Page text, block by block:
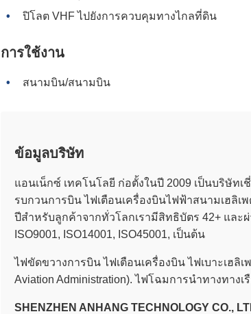
ปิโลต VHF ไปยังการควบคุมทางไกลที่ดิน
การใช้งาน
สนามบิน/สนามบิน
ข้อมูลบริษัท
แอนเน็กซ์ เทคโนโลยี ก่อตั้งในปี 2009 เป็นบริษัท
รบกวนการบิน ไฟเตือนเครื่องบินไฟฟ้าสนามเฮลิเ
ปีสําหรับลูกค้าจากทั่วโลกเรามีสิทธิบัตร 42+ และ
ISO9001, ISO14001, ISO45001, เป็นต้น
ไฟขัดขวางการบิน ไฟเตือนเครื่องบิน ไฟเบาะเฮลิ
Aviation Administration). ไฟโฉมการนําทางทา
SHENZHEN ANHANG TECHNOLOGY CO.,